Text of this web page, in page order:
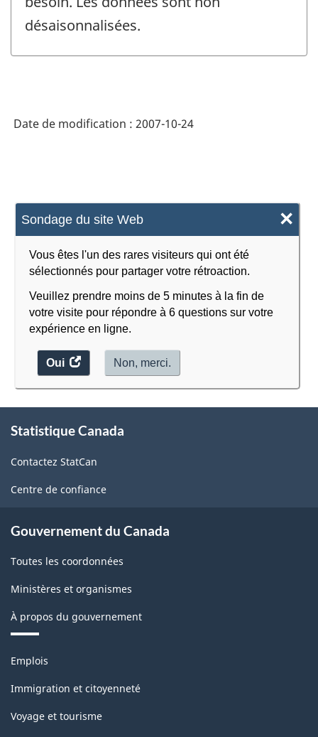
Sondage du site Web ×
Vous êtes l'un des rares visiteurs qui ont été
sélectionnés pour partager votre rétroaction.
Veuillez prendre moins de 5 minutes à la fin de
votre visite pour répondre à 6 questions sur votre
expérience en ligne.
Oui
accéder
au
Non, merci.
désaisonnalisées.
Date de modification : 2007-10-24
propos
ce
site
Statistique Canada
Contactez StatCan
Centre de confiance
Gouvernement du Canada
Toutes les coordonnées
Ministères et organismes
À propos du gouvernement
Thèmes
sujets
Emplois
Immigration et citoyenneté
Voyage et tourisme